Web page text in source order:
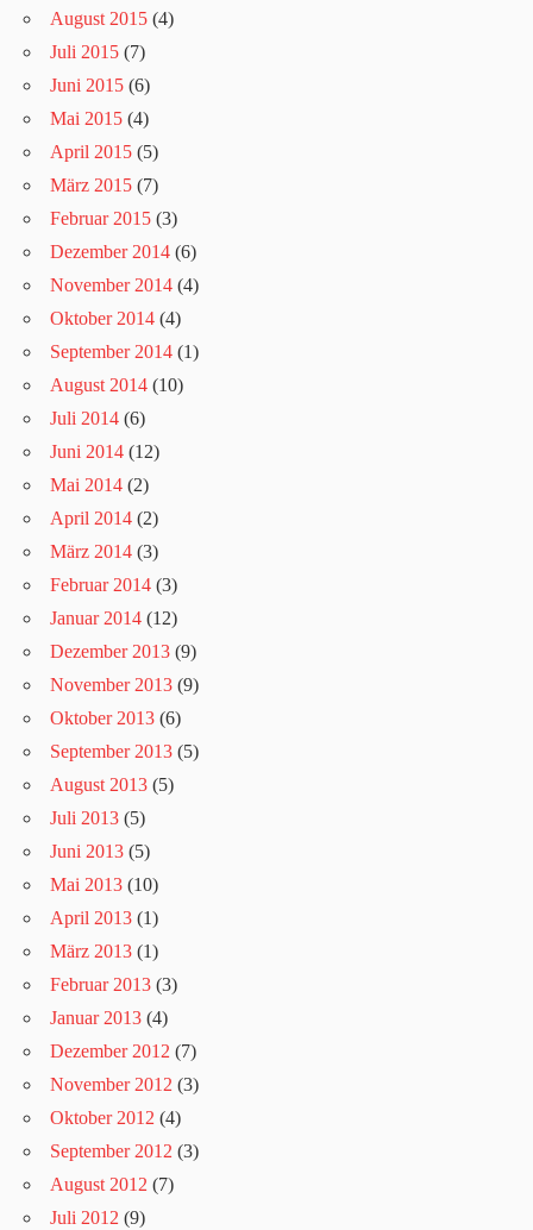
August 2015 (4)
Juli 2015 (7)
Juni 2015 (6)
Mai 2015 (4)
April 2015 (5)
März 2015 (7)
Februar 2015 (3)
Dezember 2014 (6)
November 2014 (4)
Oktober 2014 (4)
September 2014 (1)
August 2014 (10)
Juli 2014 (6)
Juni 2014 (12)
Mai 2014 (2)
April 2014 (2)
März 2014 (3)
Februar 2014 (3)
Januar 2014 (12)
Dezember 2013 (9)
November 2013 (9)
Oktober 2013 (6)
September 2013 (5)
August 2013 (5)
Juli 2013 (5)
Juni 2013 (5)
Mai 2013 (10)
April 2013 (1)
März 2013 (1)
Februar 2013 (3)
Januar 2013 (4)
Dezember 2012 (7)
November 2012 (3)
Oktober 2012 (4)
September 2012 (3)
August 2012 (7)
Juli 2012 (9)